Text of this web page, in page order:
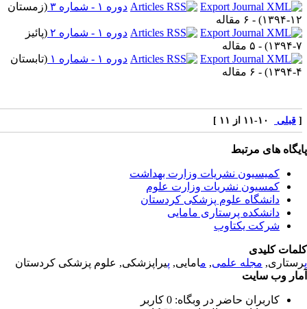
دوره ۱ - شماره ۳
(زمستان
) - ۶ مقاله
دوره ۱ - شماره ۲
(پائیز
) - ۵ مقاله
دوره ۱ - شماره ۱
(تابستان
) - ۶ مقاله
قبلی۱۰-۱۱ از ۱۱ ]
های مرتبط
کمیسیون نشریات وزارت بهداشت
کمسیون نشریات وزارت علوم
دانشگاه علوم پزشکی کردستان
دانشکده پرستاری مامایی
شرکت یکتاوب
کلیدی
مجله علمی, م امایی, پیراپزشکی, علوم پزشکی کردستان
وب سایت
کاربران حاضر در وبگاه: 0 کاربر